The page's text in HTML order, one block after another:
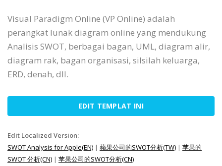
Visual Paradigm Online (VP Online) adalah
perangkat lunak diagram online yang mendukung
Analisis SWOT, berbagai bagan, UML, diagram alir,
diagram rak, bagan organisasi, silsilah keluarga,
ERD, denah, dll.
EDIT TEMPLAT INI
Edit Localized Version:
SWOT Analysis for Apple(EN) | 蘋果公司的SWOT分析(TW) | 苹果的
SWOT 分析(CN) | 苹果公司的SWOT分析(CN)